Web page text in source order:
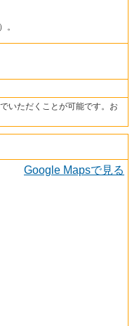
。
いただくことが可能です。お
Google Mapsで見る